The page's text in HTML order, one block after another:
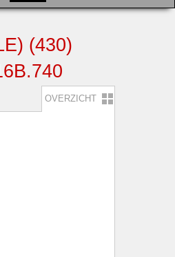
(430)
OVERZICHT